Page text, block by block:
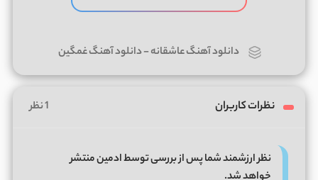
دانلود آهنگ عاشقانه-دانلود آهنگ غمگین
نظرات کاربران 1 نظر
نظر ارزشمند شما پس از بررسی توسط ادمین منتشر